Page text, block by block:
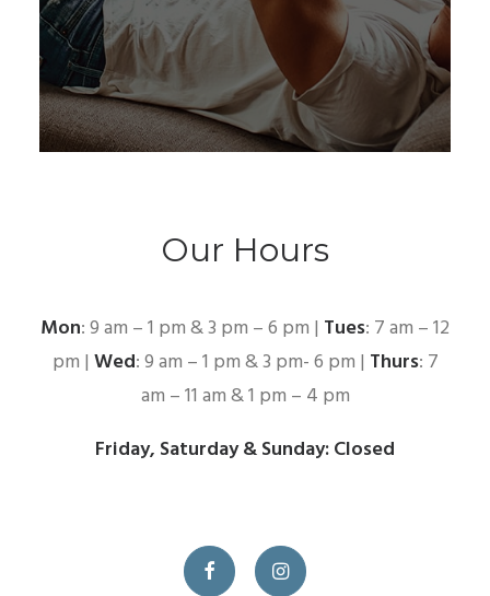
Our Hours
Mon: 9 am – 1 pm & 3 pm – 6 pm | Tues: 7 am – 12
pm | Wed: 9 am – 1 pm & 3 pm- 6 pm | Thurs: 7
am – 11 am & 1 pm – 4 pm
Friday, Saturday & Sunday: Closed